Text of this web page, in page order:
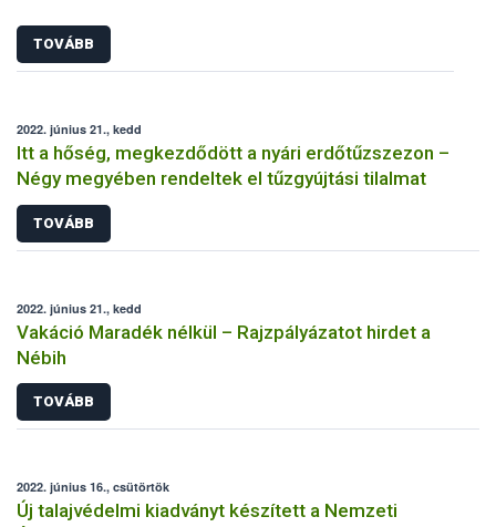
TOVÁBB
2022. június 21., kedd
Itt a hőség, megkezdődött a nyári erdőtűzszezon –
Négy megyében rendeltek el tűzgyújtási tilalmat
TOVÁBB
2022. június 21., kedd
Vakáció Maradék nélkül – Rajzpályázatot hirdet a
Nébih
TOVÁBB
2022. június 16., csütörtök
Új talajvédelmi kiadványt készített a Nemzeti